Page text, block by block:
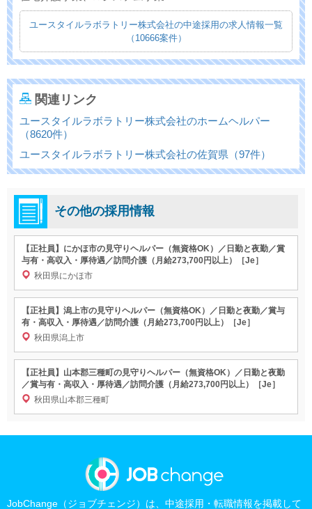
ユースタイルラボラトリー株式会社の中途採用の求人情報一覧
（10666案件）
関連リンク
ユースタイルラボラトリー株式会社のホームヘルパー
（8620件）
ユースタイルラボラトリー株式会社の佐賀県（97件）
その他の採用情報
【正社員】にかほ市の見守りヘルパー（無資格OK）／日勤と夜勤／賞
与有・高収入・厚待遇／訪問介護（月給273,700円以上）［Je］
秋田県にかほ市
【正社員】潟上市の見守りヘルパー（無資格OK）／日勤と夜勤／賞与
有・高収入・厚待遇／訪問介護（月給273,700円以上）［Je］
秋田県潟上市
【正社員】山本郡三種町の見守りヘルパー（無資格OK）／日勤と夜勤
／賞与有・高収入・厚待遇／訪問介護（月給273,700円以上）［Je］
秋田県山本郡三種町
JobChange（ジョブチェンジ）は、中途採用・転職情報を掲載して